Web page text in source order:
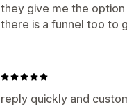
they give me the
there is a funnel too to
reply quickly and